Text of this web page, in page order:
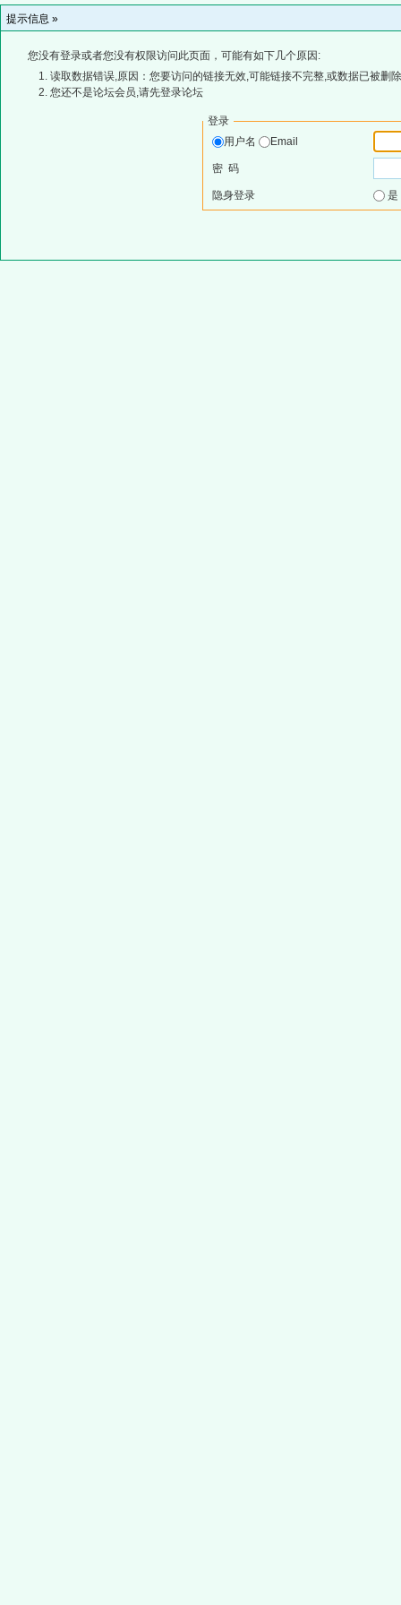
提示信息 »
您没有登录或者您没有权限访问此页面，可能有如下几个原因:
读取数据错误,原因：您要访问的链接无效,可能链接不完整,或数据已被删
您还不是论坛会员,请先登录论坛
登录
用户名
Email
密 码
隐身登录